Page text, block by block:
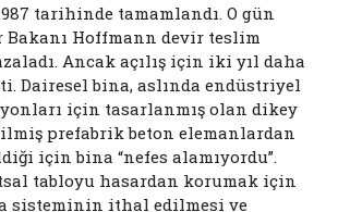
tarihinde tamamlandı. O gün
Bakanı Hoffmann devir teslim
Ancak açılış için iki yıl daha
Dairesel bina, aslında endüstriyel
için tasarlanmış olan dikey
prefabrik beton elemanlardan
için bina “nefes alamıyordu”.
tabloyu hasardan korumak için
sisteminin ithal edilmesi ve